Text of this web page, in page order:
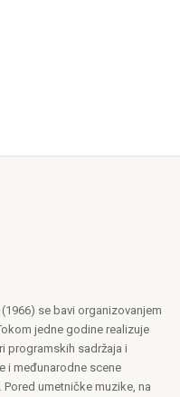
se bavi organizovanjem
jedne godine realizuje
programskih sadržaja i
i međunarodne scene
umetničke muzike, na